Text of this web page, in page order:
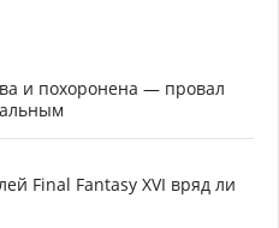
и похоронена — провал
Final Fantasy XVI вряд ли